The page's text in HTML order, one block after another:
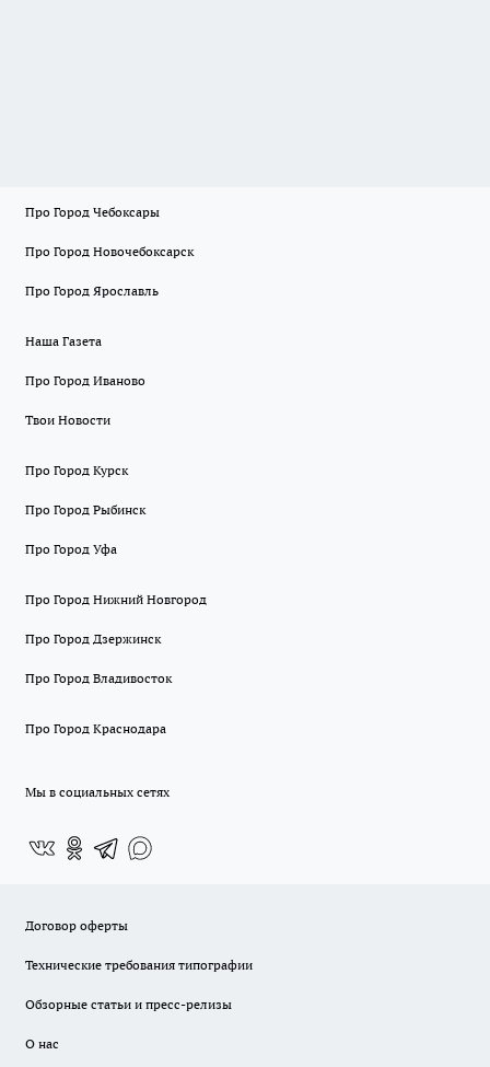
Про Город Чебоксары
Про Город Новочебоксарск
Про Город Ярославль
Наша Газета
Про Город Иваново
Твои Новости
Про Город Курск
Про Город Рыбинск
Про Город Уфа
Про Город Нижний Новгород
Про Город Дзержинск
Про Город Владивосток
Про Город Краснодара
Мы в социальных сетях
Договор оферты
Технические требования типографии
Обзорные статьи и пресс-релизы
О нас